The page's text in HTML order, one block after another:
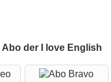
der I love English